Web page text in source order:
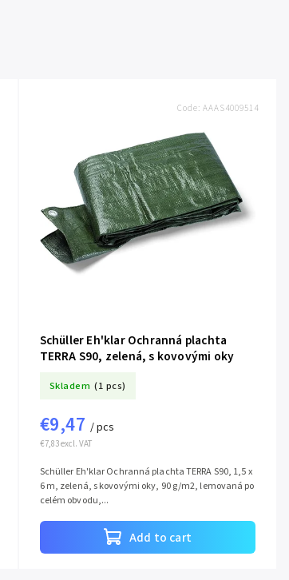
Schüller Eh'klar Ochranná plachta
TERRA S90, zelená, s kovovými oky
Skladem (1 pcs)
€7,83 excl. VAT
€9,47 / pcs
Add to cart
Schüller Eh'klar Ochranná plachta TERRA S90, 1,5 x
6 m, zelená, s kovovými oky, 90 g/m2, lemovaná po
celém obvodu,...
Code: AAAS4009514